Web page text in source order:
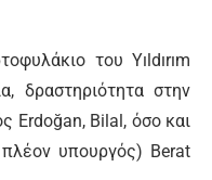
του Yıldırım
δραστηριότητα στην
Erdoğan, Bilal, όσο και
υπουργός) Berat